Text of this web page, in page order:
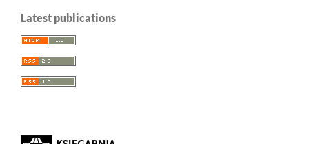
Latest publications